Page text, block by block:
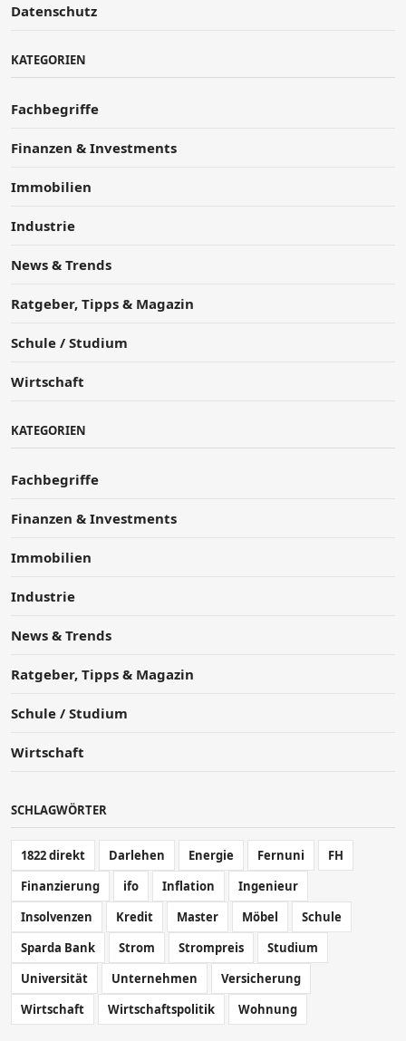
Datenschutz
KATEGORIEN
Fachbegriffe
Finanzen & Investments
Immobilien
Industrie
News & Trends
Ratgeber, Tipps & Magazin
Schule / Studium
Wirtschaft
KATEGORIEN
Fachbegriffe
Finanzen & Investments
Immobilien
Industrie
News & Trends
Ratgeber, Tipps & Magazin
Schule / Studium
Wirtschaft
SCHLAGWÖRTER
1822 direkt Darlehen Energie Fernuni
FH
Finanzierung
ifo Inflation
Ingenieur
Insolvenzen
Kredit Master Möbel
Schule
Sparda Bank
Strom Strompreis
Studium
Universität
Unternehmen
Versicherung
Wirtschaft
Wirtschaftspolitik Wohnung